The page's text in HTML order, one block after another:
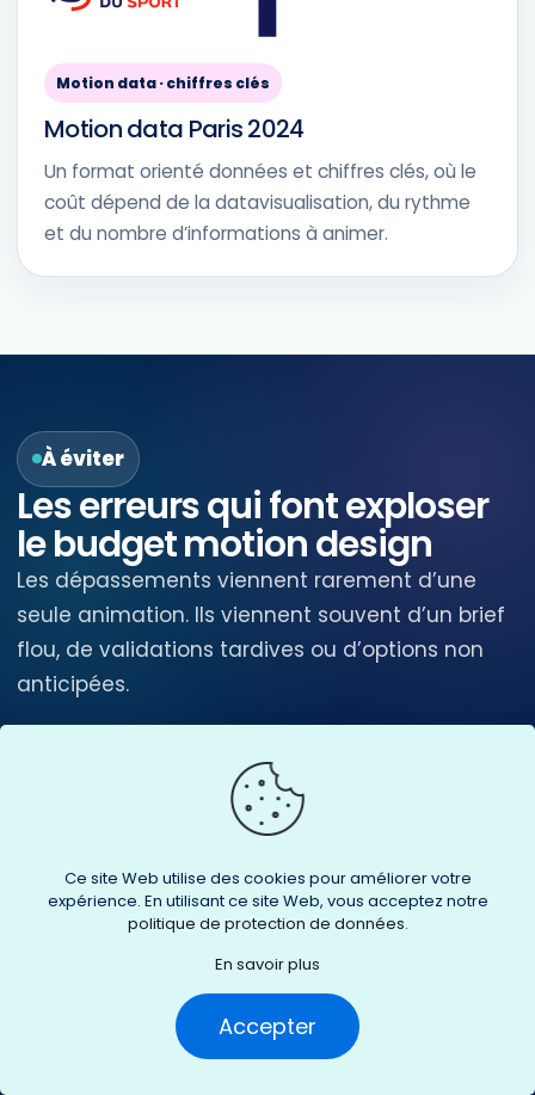
Motion data · chiffres clés
Motion data Paris 2024
Un format orienté données et chiffres clés, où le
coût dépend de la datavisualisation, du rythme
et du nombre d’informations à animer.
À éviter
Les erreurs qui font exploser
le budget motion design
Les dépassements viennent rarement d’une
seule animation. Ils viennent souvent d’un brief
flou, de validations tardives ou d’options non
anticipées.
Demander un prix sans brief.
cible et livrables, l’estimation restera trop vague.
Valider le script trop vite.Modifier le fond après
storyboard ou animation coûte plus cher que
Choisir un style trop ambitieux.
La 3D, les
personnages complexes ou les effets avancés
Ce site Web utilise des cookies pour améliorer votre
expérience. En utilisant ce site Web, vous acceptez notre
politique de protection de données.
En savoir plus
Accepter